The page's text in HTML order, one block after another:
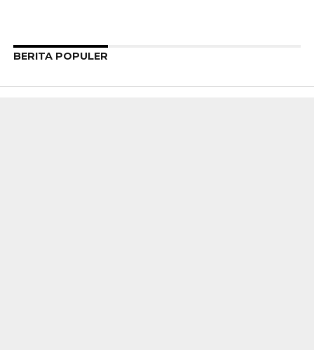
BERITA POPULER